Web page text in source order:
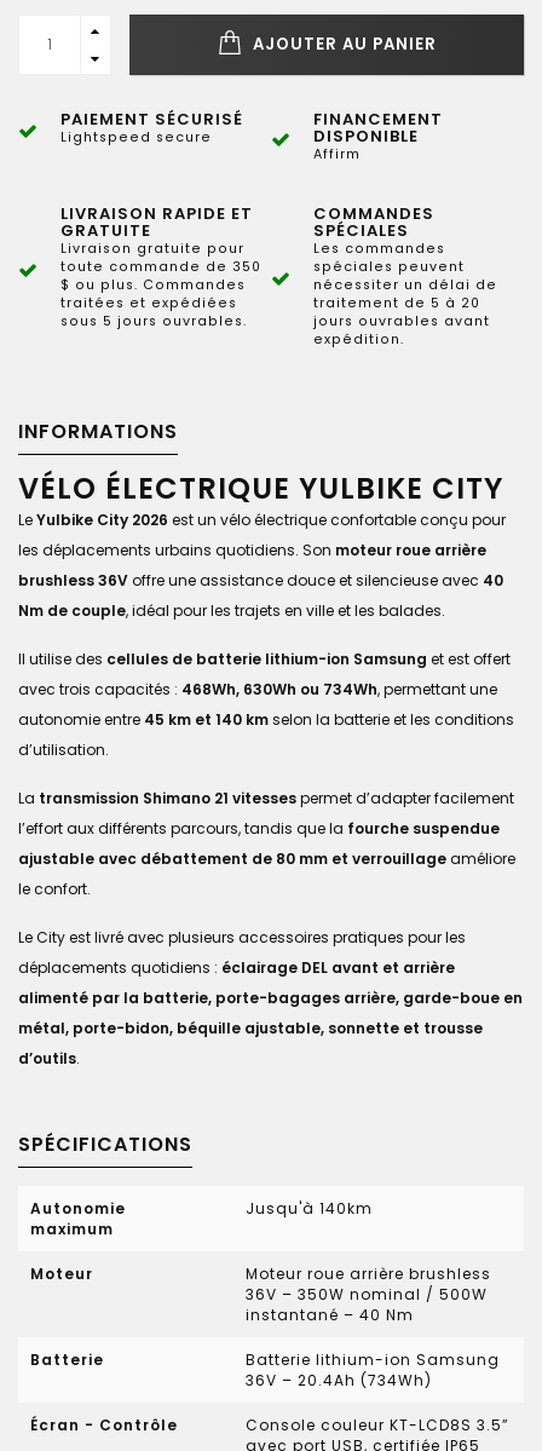
AJOUTER AU PANIER
PAIEMENT SÉCURISÉ
Lightspeed secure
FINANCEMENT
DISPONIBLE
Affirm
LIVRAISON RAPIDE ET
GRATUITE
Livraison gratuite pour
toute commande de 350
$ ou plus. Commandes
traitées et expédiées
sous 5 jours ouvrables.
COMMANDES
SPÉCIALES
Les commandes
spéciales peuvent
nécessiter un délai de
traitement de 5 à 20
jours ouvrables avant
expédition.
INFORMATIONS
VÉLO ÉLECTRIQUE YULBIKE CITY
LeYulbike City 2026 est un vélo électrique confortable conçu pour
les déplacements urbains quotidiens. Son moteur roue arrière
brushless 36Voffre une assistance douce et silencieuse avec 40
Nm de couple, idéal pour les trajets en ville et les balades.
Il utilise des cellules de batterie lithium-ion Samsung et est offert
avec trois capacités : 468Wh, 630Wh ou 734Wh, permettant une
autonomie entre 45 km et 140 kmselon la batterie et les conditions
d’utilisation.
La transmission Shimano 21 vitessespermet d’adapter facilement
l’effort aux différents parcours, tandis que la fourche suspendue
ajustable avec débattement de 80 mm et verrouillageaméliore
le confort.
Le City est livré avec plusieurs accessoires pratiques pour les
déplacements quotidiens : éclairage DEL avant et arrière
alimenté par la batterie, porte-bagages arrière, garde-boue en
métal, porte-bidon, béquille ajustable, sonnette et trousse
d’outils.
SPÉCIFICATIONS
Autonomie
maximum
Jusqu'à 140km
Moteur
Moteur roue arrière brushless
36V – 350W nominal / 500W
instantané – 40 Nm
Batterie
Batterie lithium-ion Samsung
36V – 20.4Ah (734Wh)
Écran - Contrôle
Console couleur KT-LCD8S 3.5”
avec port USB, certifiée IP65